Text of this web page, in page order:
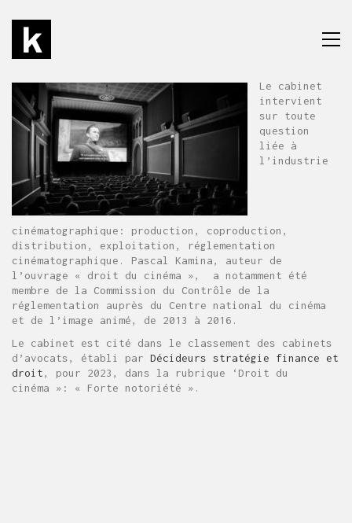
Le cabinet
intervient
sur toute
question
liée à
l’industrie
cinématographique: production, coproduction,
distribution, exploitation, réglementation
cinématographique. Pascal Kamina, auteur de
l’ouvrage « droit du cinéma », a notamment été
membre de la Commission du Contrôle de la
réglementation auprès du Centre national du cinéma
et de l’image animé, de 2013 à 2016.
Le cabinet est cité dans le classement des cabinets
d’avocats, établi par Décideurs stratégie finance et
droit, pour 2023, dans la rubrique ‘Droit du
cinéma »: « Forte notoriété ».